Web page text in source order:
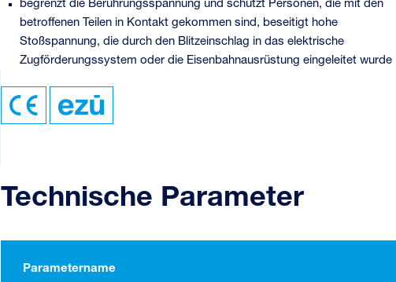
begrenzt die Berührungsspannung und schützt Personen, die mit den
betroffenen Teilen in Kontakt gekommen sind, beseitigt hohe
Stoßspannung, die durch den Blitzeinschlag in das elektrische
Zugförderungssystem oder die Eisenbahnausrüstung eingeleitet wurde
Technische Parameter
Parametername